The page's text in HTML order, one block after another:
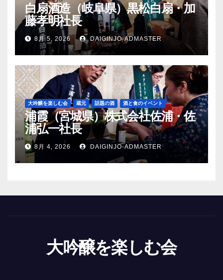
白扇酒造（岐阜県）黒松白扇・加
藤孝明社長
8月 5, 2026 DAIGINJO-ADMASTER
大吟醸を楽しむ会 蔵元 話題の酒 酒と食のイベント
浦霞（宮城県）株式会社佐浦・佐
浦弘一社長
8月 4, 2026 DAIGINJO-ADMASTER
大吟醸を楽しむ会